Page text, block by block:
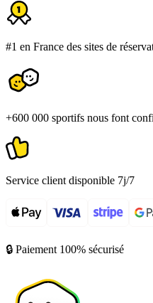
#1 en France des sites de
+600 000 sportifs nous font
Service client disponible 7j/7
🔒 Paiement 100% sécurisé